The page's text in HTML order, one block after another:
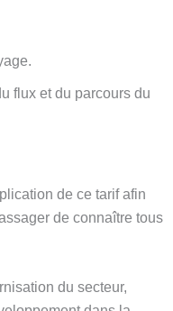
flux et du parcours du
de ce tarif afin
de connaître tous
du secteur,